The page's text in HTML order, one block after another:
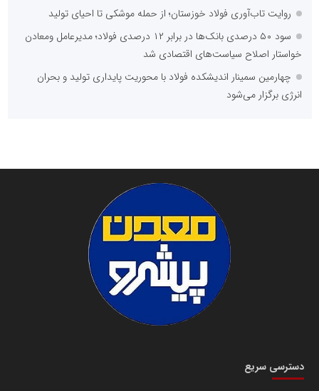
روایت تاب‌آوری فولاد خوزستان؛ از حمله موشکی تا احیای تولید
سود ۵۰ درصدی بانک‌ها در برابر ۱۲ درصدی فولاد؛ مدیرعامل ومعادن
خواستار اصلاح سیاست‌های اقتصادی شد
چهارمین سمینار اندیشکده فولاد با محوریت پایداری تولید و بحران
انرژی برگزار می‌شود
دسترسی سریع